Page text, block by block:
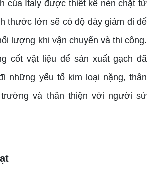
của Italy được thiết kế nén chặt từ
thước lớn sẽ có độ dày giảm đi để
lượng khi vận chuyển và thi công.
cốt vật liệu để sản xuất gạch đã
những yếu tố kim loại nặng, thân
và thân thiện với người sử